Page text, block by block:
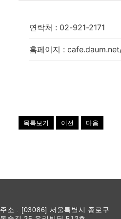
연락처 : 02-921-2171
홈페이지 :
목록보기 이전 다음
주소 : [03086] 서울특별시 종로구